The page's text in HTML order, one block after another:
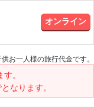
オンライン
お一人様の旅行代金です。
。
なります。